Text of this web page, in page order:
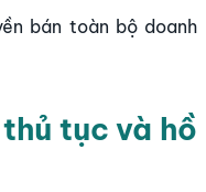
bán toàn bộ doanh
tục và hồ